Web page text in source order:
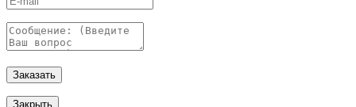
Заказать
Закрыть